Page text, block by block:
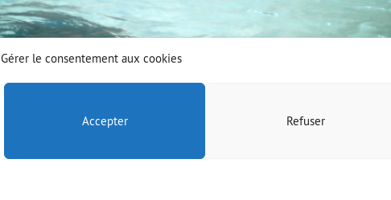
Gérer le consentement aux cookies
Accepter Refuser